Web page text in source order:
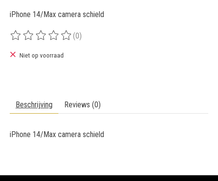
iPhone 14/Max camera schield
De beoordeling van dit product is
(0)
Niet op voorraad
Beschrijving Reviews (0)
iPhone 14/Max camera schield